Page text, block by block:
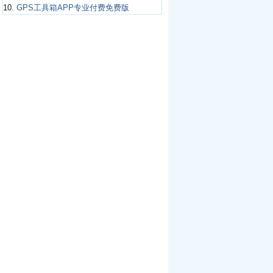
10. GPS工具箱APP专业付费免费版